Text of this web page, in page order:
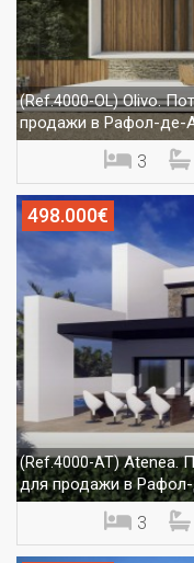
(Ref.4000-OL)Olivo.
продажи в Рафол-де-
3
498.000€
(Ref.4000-AT)Atenea.
для продажи в
3